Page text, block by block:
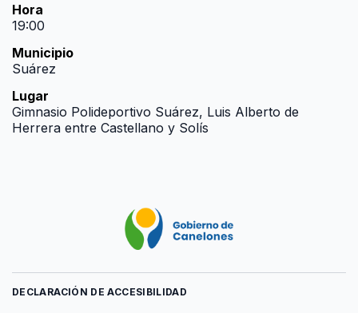
Hora
19:00
Municipio
Suárez
Lugar
Gimnasio Polideportivo Suárez, Luis Alberto de
Herrera entre Castellano y Solís
DECLARACIÓN DE ACCESIBILIDAD